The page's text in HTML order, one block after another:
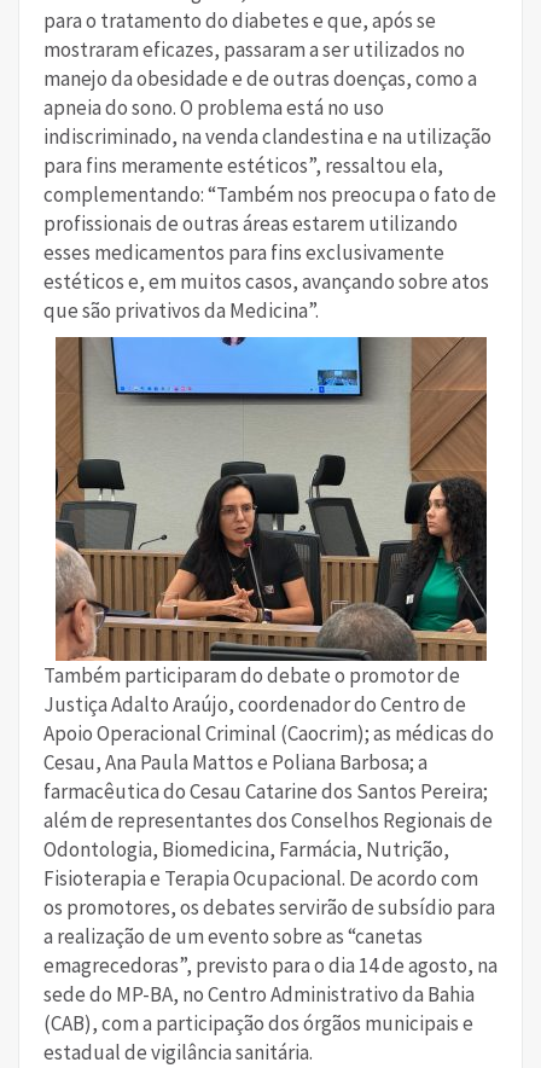
para o tratamento do diabetes e que, após se
mostraram eficazes, passaram a ser utilizados no
manejo da obesidade e de outras doenças, como a
apneia do sono. O problema está no uso
indiscriminado, na venda clandestina e na utilização
para fins meramente estéticos”, ressaltou ela,
complementando: “Também nos preocupa o fato de
profissionais de outras áreas estarem utilizando
esses medicamentos para fins exclusivamente
estéticos e, em muitos casos, avançando sobre atos
que são privativos da Medicina”.
Também participaram do debate o promotor de
Justiça Adalto Araújo, coordenador do Centro de
Apoio Operacional Criminal (Caocrim); as médicas do
Cesau, Ana Paula Mattos e Poliana Barbosa; a
farmacêutica do Cesau Catarine dos Santos Pereira;
além de representantes dos Conselhos Regionais de
Odontologia, Biomedicina, Farmácia, Nutrição,
Fisioterapia e Terapia Ocupacional. De acordo com
os promotores, os debates servirão de subsídio para
a realização de um evento sobre as “canetas
emagrecedoras”, previsto para o dia 14 de agosto, na
sede do MP-BA, no Centro Administrativo da Bahia
(CAB), com a participação dos órgãos municipais e
estadual de vigilância sanitária.